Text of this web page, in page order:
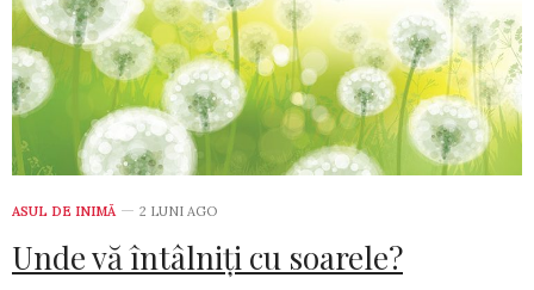
ASUL DE INIMĂ 2 LUNI AGO
Unde vă întâlniți cu soarele?